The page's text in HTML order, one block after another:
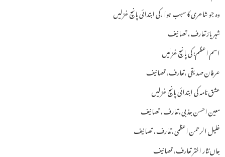
وہ جو شاعری کا سبب ہوا ،کی ابتدائی پانچ غزلیں
شہر یارؔتعارف، تصانیف
اسم اعظم: کی پانچ غزلیں
عرفان صدیقی ،تعارف، تصانیف
عشق نامہ کی ابتدائی پانچ غزلیں
معین احسن جذبی،تعارف، تصانیف
خلیل الرحمن اعظمی،تعارف، تصانیف
جاں نثار اختر تعارف، تصانیف